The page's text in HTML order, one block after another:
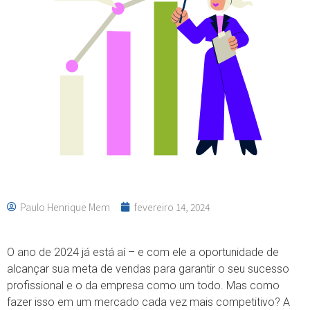
Paulo Henrique Mem fevereiro 14, 2024
O ano de 2024 já está aí – e com ele a oportunidade de
alcançar sua meta de vendas para garantir o seu sucesso
profissional e o da empresa como um todo. Mas como
fazer isso em um mercado cada vez mais competitivo? A